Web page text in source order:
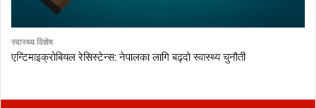
स्वास्थ्य विशेष
एन्टिमाइक्रोबियल रेसिस्टेन्स: नेपालका लागि बढ्दो स्वास्थ्य चुनौती